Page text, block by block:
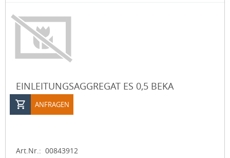
EINLEITUNGSAGGREGAT ES 0,5 BEKA
ANFRAGEN
Art.Nr.: 00843912